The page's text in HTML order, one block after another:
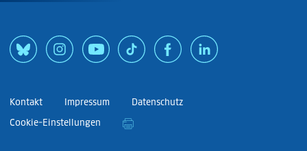
Kontakt Impressum
Datenschutz
Cookie-Einstellungen